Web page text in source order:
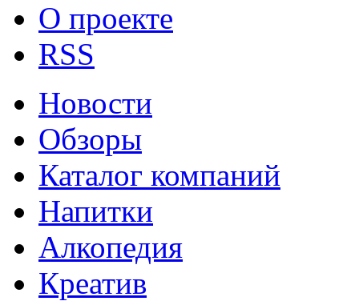
О проекте
RSS
Новости
Обзоры
Каталог компаний
Напитки
Алкопедия
Креатив